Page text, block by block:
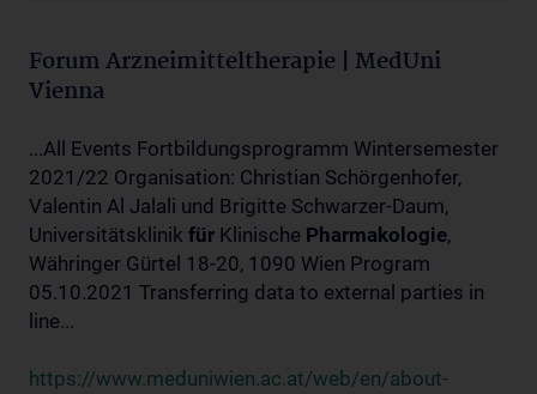
Forum Arzneimitteltherapie | MedUni
Vienna
...All Events Fortbildungsprogramm Wintersemester
2021/22 Organisation: Christian Schörgenhofer,
Valentin Al Jalali und Brigitte Schwarzer-Daum,
Universitätsklinik für Klinische Pharmakologie,
Währinger Gürtel 18-20, 1090 Wien Program
05.10.2021 Transferring data to external parties in
line...
https://www.meduniwien.ac.at/web/en/about-